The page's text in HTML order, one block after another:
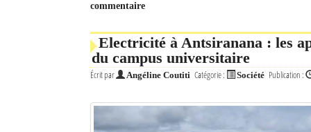
L'actualité du tourisme
commentaire
Electricité à Antsiranana : les
du campus universitaire
Écrit par Angéline Coutiti Catégorie : Société Publication :